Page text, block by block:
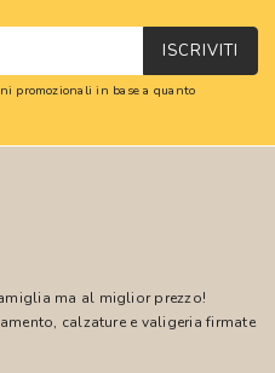
ISCRIVITI
promozionali in base a quanto
ma al miglior prezzo!
calzature e valigeria firmate